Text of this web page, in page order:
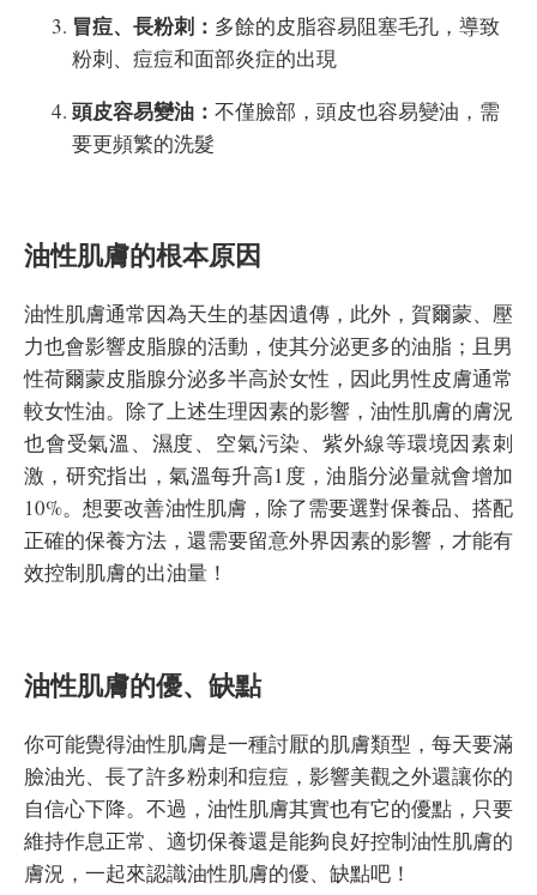
冒痘、長粉刺： 多餘的皮脂容易阻塞毛孔，導致
粉刺、痘痘和面部炎症的出現
頭皮容易變油： 不僅臉部，頭皮也容易變油，需
要更頻繁的洗髮
油性肌膚的根本原因
油性肌膚通常因為天生的基因遺傳，此外，賀爾蒙、壓
力也會影響皮脂腺的活動，使其分泌更多的油脂；且男
性荷爾蒙皮脂腺分泌多半高於女性，因此男性皮膚通常
較女性油。除了上述生理因素的影響，油性肌膚的膚況
也會受氣溫、濕度、空氣污染、紫外線等環境因素刺
激，研究指出，氣溫每升高1度，油脂分泌量就會增加
10%。想要改善油性肌膚，除了需要選對保養品、搭配
正確的保養方法，還需要留意外界因素的影響，才能有
效控制肌膚的出油量！
油性肌膚的優、缺點
你可能覺得油性肌膚是一種討厭的肌膚類型，每天要滿
臉油光、長了許多粉刺和痘痘，影響美觀之外還讓你的
自信心下降。不過，油性肌膚其實也有它的優點，只要
維持作息正常、適切保養還是能夠良好控制油性肌膚的
膚況，一起來認識油性肌膚的優、缺點吧！